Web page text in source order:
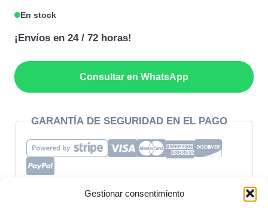
Gestionar consentimiento
0R0C3
Rango
En stock
¡Envíos en 24 / 72 horas!
Consultar en WhatsApp
GARANTÍA DE SEGURIDAD EN EL PAGO